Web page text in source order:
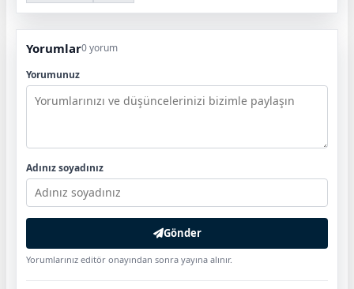
Yorumlar0 yorum
Yorumunuz
Adınız soyadınız
Gönder
Yorumlarınız editör onayından sonra yayına alınır.